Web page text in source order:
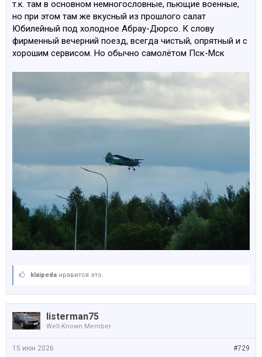
т.к. там в основном немногословные, пьющие военные,
но при этом там же вкусный из прошлого салат
Юбилейный под холодное Абрау-Дюрсо. К слову
фирменный вечерний поезд, всегда чистый, опрятный и с
хорошим сервисом. Но обычно самолётом Пск-Мск
klaipeda нравится это.
listerman75
Well-Known Member
#729
15 июн 2026